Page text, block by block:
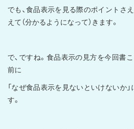
でも、食品表示を見る際のポイントさ
えて（分かるようになって）きます。
で、ですね。食品表示の見方を今回書
前に
「なぜ食品表示を見ないといけないか
す。